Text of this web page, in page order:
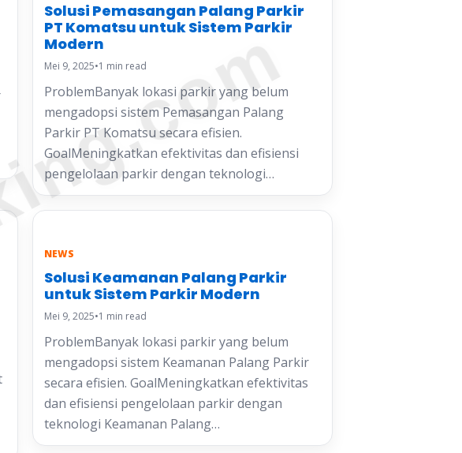
Solusi Pemasangan Palang Parkir
PT Komatsu untuk Sistem Parkir
Modern
Mei 9, 2025•1 min read
ProblemBanyak lokasi parkir yang belum
mengadopsi sistem Pemasangan Palang
Parkir PT Komatsu secara efisien.
GoalMeningkatkan efektivitas dan efisiensi
pengelolaan parkir dengan teknologi…
NEWS
Solusi Keamanan Palang Parkir
untuk Sistem Parkir Modern
Mei 9, 2025•1 min read
ProblemBanyak lokasi parkir yang belum
mengadopsi sistem Keamanan Palang Parkir
secara efisien. GoalMeningkatkan efektivitas
dan efisiensi pengelolaan parkir dengan
teknologi Keamanan Palang…